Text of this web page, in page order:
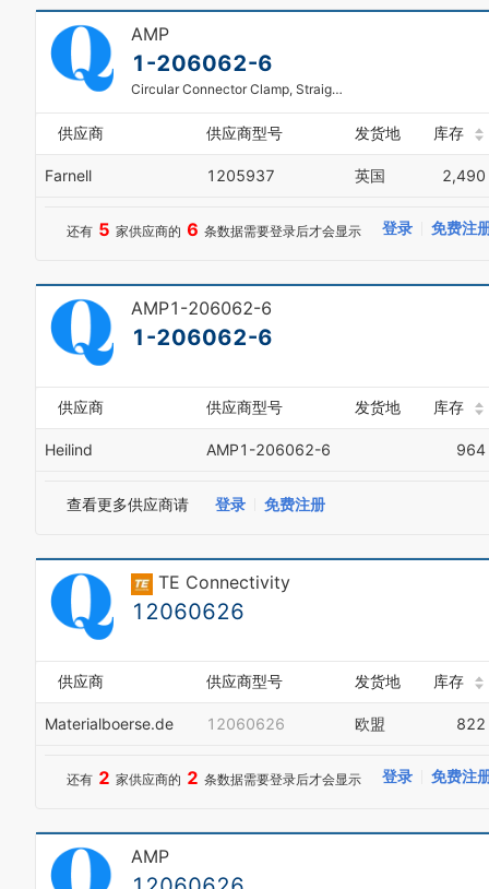
AMP
1-206062-6
Circular Connector Clamp, Straight, 11, 8.36 mm, Thermoplastic, CPC Series, CPC Plugs & Receptacles
供应商 供应商型号 发货地 库存
Farnell 1205937 英国 2,490
还有 5 家供应商的 6 条数据需要登录后才会显示 登录 免费注
AMP1-206062-6
1-206062-6
供应商 供应商型号 发货地 库存
Heilind AMP1-206062-6 964
查看更多供应商请 登录 免费注册
TE Connectivity
12060626
供应商 供应商型号 发货地 库存
Materialboerse.de 12060626 欧盟 822
还有 2 家供应商的 2 条数据需要登录后才会显示 登录 免费注
AMP